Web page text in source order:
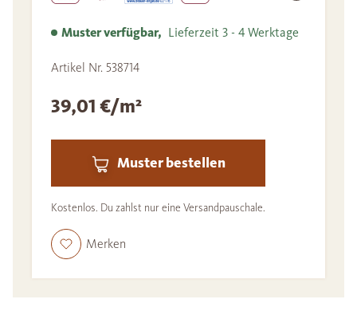
Muster verfügbar, Lieferzeit 3 - 4 Werktage
Artikel Nr. 538714
39,01 €/m²
Muster bestellen
Kostenlos. Du zahlst nur eine Versandpauschale.
Merken